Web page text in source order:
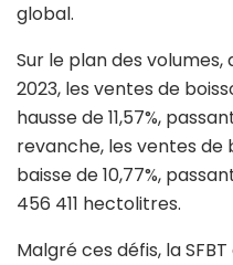
global.
Sur le plan des
2023, les ventes de
hausse de 11,57%,
revanche, les ventes
baisse de 10,77%,
456 411 hectolitres.
Malgré ces défis, la